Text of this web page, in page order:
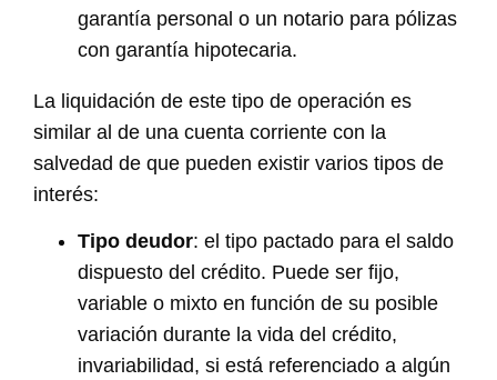
garantía personal o un notario para pólizas
con garantía hipotecaria.
La liquidación de este tipo de operación es
similar al de una cuenta corriente con la
salvedad de que pueden existir varios tipos de
interés:
Tipo deudor: el tipo pactado para el saldo
dispuesto del crédito. Puede ser fijo,
variable o mixto en función de su posible
variación durante la vida del crédito,
invariabilidad, si está referenciado a algún